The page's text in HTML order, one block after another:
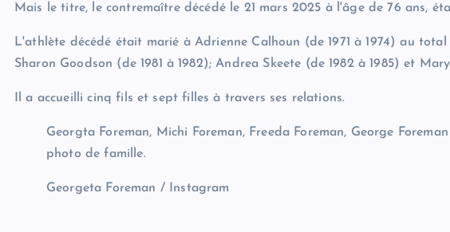
Mais le titre, le contremaître décédé le 21 mars 2025 à l'âge de 76 ans,
L'athlète décédé était marié à Adrienne Calhoun (de 1971 à 1974) au
Sharon Goodson (de 1981 à 1982); Andrea Skeete (de 1982 à 1985) et
Il a accueilli cinq fils et sept filles à travers ses relations.
Georgta Foreman, Michi Foreman, Freeda Foreman, George
photo de famille.
Georgeta Foreman / Instagram